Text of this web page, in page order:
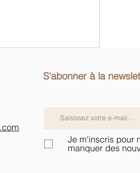
S'abonner à la
Je m'inscris pour
manquer des